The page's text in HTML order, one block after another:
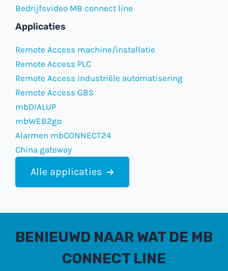
Bedrijfsvideo MB connect line
Applicaties
Remote Access machine/installatie
Remote Access PLC
Remote Access industriële automatisering
Remote Access GBS
mbDIALUP
mbWEB2go
Alarmen mbCONNECT24
China gateway
Alle applicaties
BENIEUWD NAAR WAT DE MB
CONNECT LINE